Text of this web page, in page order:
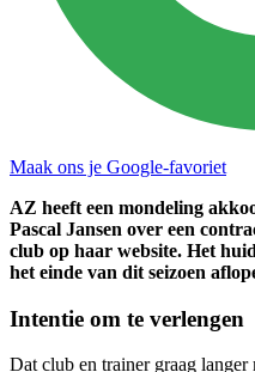
Maak ons je Google-favoriet
AZ heeft een mondeling
Pascal Jansen over een
club op haar website. Het
het einde van dit seizoen
Intentie om te verlengen
Dat club en trainer graag